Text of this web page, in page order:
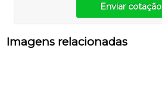
Enviar cotação
Imagens relacionadas